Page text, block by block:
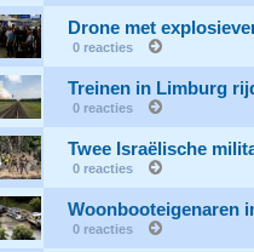
Drone met
0 reacties
Treinen in Limburg
0 reacties
Twee Israëlische
0 reacties
Woonbooteigenaren
0 reacties